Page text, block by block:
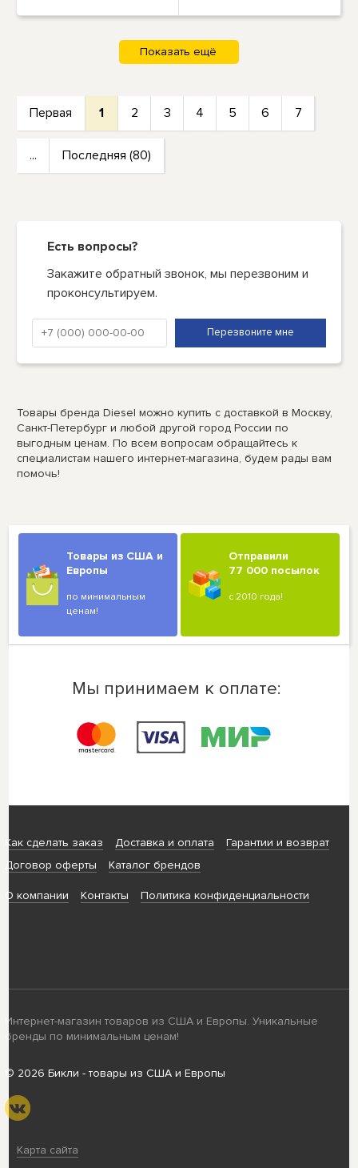
Первая 1 2 3 4 5 6 7
... Последняя (80)
Есть вопросы?
Закажите обратный звонок, мы перезвоним и
проконсультируем.
Товары бренда Diesel можно купить с доставкой в Москву,
Санкт-Петербург и любой другой город России по
выгодным ценам. По всем вопросам обращайтесь к
специалистам нашего интернет-магазина, будем рады вам
помочь!
Товары из США и
Европы
по минимальным
ценам!
Отправили
77 000 посылок
с 2010 года!
Мы принимаем к оплате:
Как сделать заказ Доставка и оплата
Гарантии и возврат
Договор оферты
Каталог брендов
О компании Контакты Политика конфиденциальности
Интернет-магазин товаров из США и Европы. Уникальные
бренды по минимальным ценам!
© 2026 Бикли - товары из США и Европы
Карта сайта